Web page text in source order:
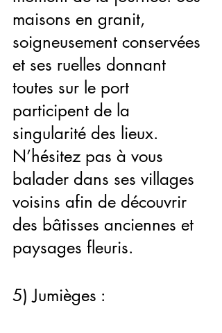
maisons en granit,
soigneusement conservées
et ses ruelles donnant
toutes sur le port
participent de la
singularité des lieux.
N’hésitez pas à vous
balader dans ses villages
voisins afin de découvrir
des bâtisses anciennes et
paysages fleuris.
5) Jumièges :